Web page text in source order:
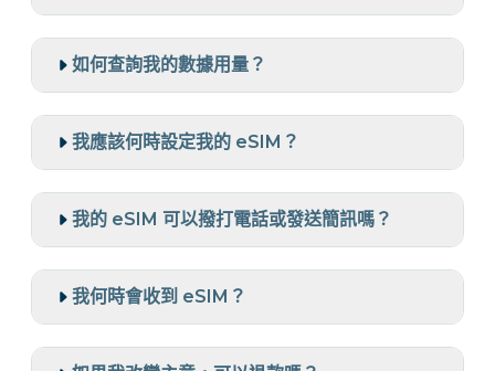
如何查詢我的數據用量？
我應該何時設定我的 eSIM？
我的 eSIM 可以撥打電話或發送簡訊嗎？
我何時會收到 eSIM？